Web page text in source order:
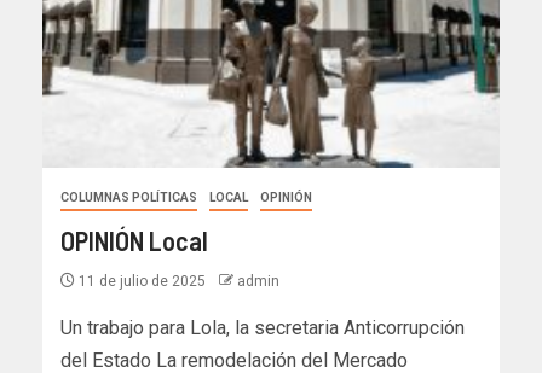
COLUMNAS POLÍTICAS LOCAL OPINIÓN
OPINIÓN Local
11 de julio de 2025 admin
Un trabajo para Lola, la secretaria Anticorrupción
del Estado La remodelación del Mercado